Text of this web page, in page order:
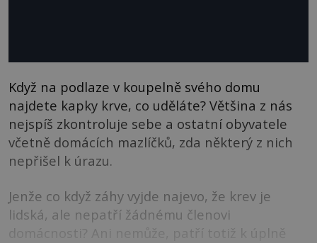
Když na podlaze v koupelně svého domu
najdete kapky krve, co uděláte? Většina z nás
nejspíš zkontroluje sebe a ostatní obyvatele
včetně domácích mazlíčků, zda některý z nich
nepřišel k úrazu.
Jenže co když záhy vyjde najevo, že krev je
lidská, ale nepatří žádnému členovi
domácnosti? Ani nemůže, patří totiž k úplně